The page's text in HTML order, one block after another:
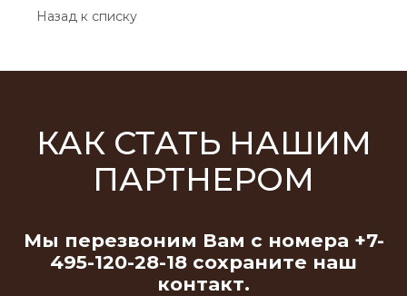
Назад к списку
КАК СТАТЬ НАШИМ
ПАРТНЕРОМ
Мы перезвоним Вам с номера +7-
495-120-28-18 сохраните наш
контакт.